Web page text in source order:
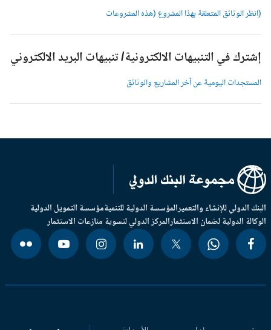
(انظر الوثائق المتعلقة بهذا المشروع (هذه المشروعات
إشترك في التنبيهات الالكترونية/ تنبيهات البريد الالكتروني
المستجدات اليومية عن آخر المشاريع والوثائق
الدولي للإنشاء والتعميرالمؤسسة الدولية للتنميةمؤسسة التمويل الدولية
الدولية لضمان الاستثمارالمركز الدولي لتسوية منازعات الاستثمار